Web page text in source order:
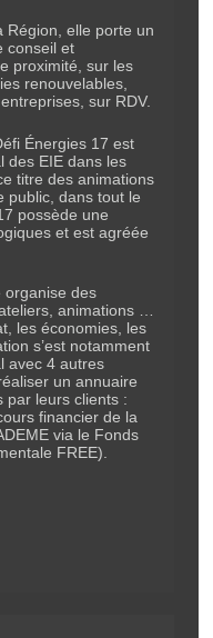
Région, elle porte un
conseil et
proximité, sur les
renouvelables,
sur RDV.
Énergies 17 est
des EIE dans les
titre des animations
public, dans tout le
possède une
et est agréée
organise des
animations …
les économies, les
s’est notamment
avec 4 autres
un annuaire
par leurs clients :
financier de la
via le Fonds
FREE).